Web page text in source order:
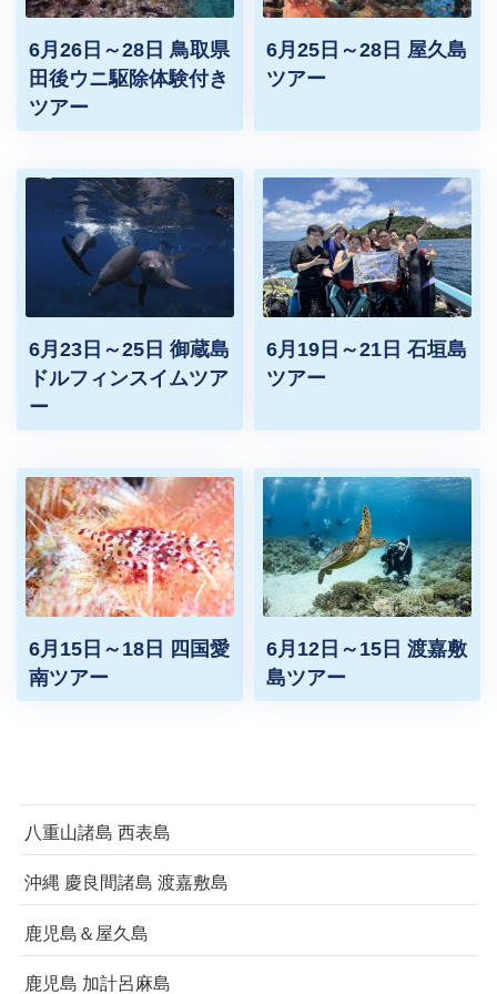
6月26日～28日 鳥取県
田後ウニ駆除体験付き
ツアー
6月25日～28日 屋久島
ツアー
6月23日～25日 御蔵島
ドルフィンスイムツア
ー
6月19日～21日 石垣島
ツアー
6月15日～18日 四国愛
南ツアー
6月12日～15日 渡嘉敷
島ツアー
八重山諸島 西表島
沖縄 慶良間諸島 渡嘉敷島
鹿児島＆屋久島
鹿児島 加計呂麻島